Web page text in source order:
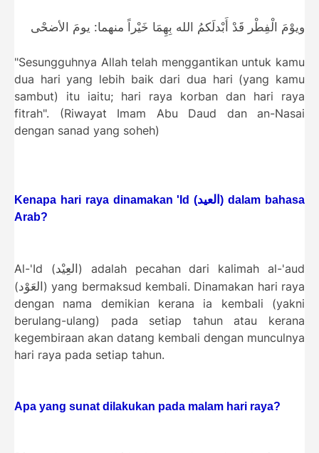
قَدْ أَبْدلَكمُ الله بِهِمَا خَيْراً منهما: يومَ الأضحْى ويوْمَ الْفِطْر
"Sesungguhnya Allah telah menggantikan untuk kamu
dua hari yang lebih baik dari dua hari (yang kamu
sambut) itu iaitu; hari raya korban dan hari raya
fitrah". (Riwayat Imam Abu Daud dan an-Nasai
dengan sanad yang soheh)
Kenapa hari raya dinamakan 'Id (العيد) dalam bahasa
Arab?
Al-'Id (العِيْد) adalah pecahan dari kalimah al-'aud
(العَوْد) yang bermaksud kembali. Dinamakan hari raya
dengan nama demikian kerana ia kembali (yakni
berulang-ulang) pada setiap tahun atau kerana
kegembiraan akan datang kembali dengan munculnya
hari raya pada setiap tahun.
Apa yang sunat dilakukan pada malam hari raya?